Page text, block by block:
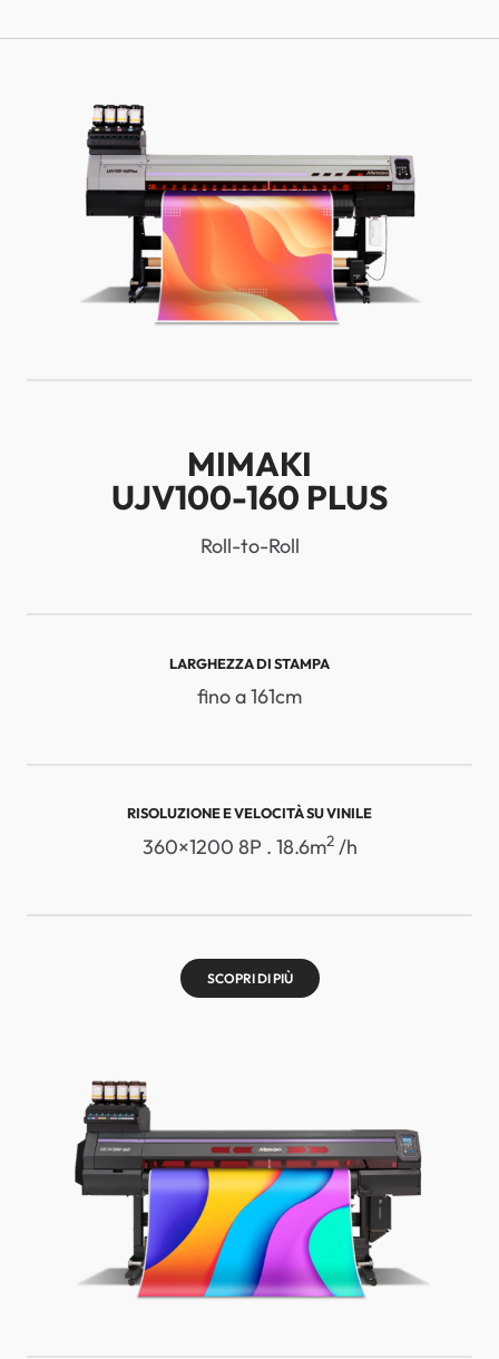
MIMAKI
UJV100-160 PLUS
Roll-to-Roll
LARGHEZZA DI STAMPA
fino a 161cm
RISOLUZIONE E VELOCITÀ SU VINILE
360×1200 8P . 18.6m2/h
SCOPRI DI PIÙ